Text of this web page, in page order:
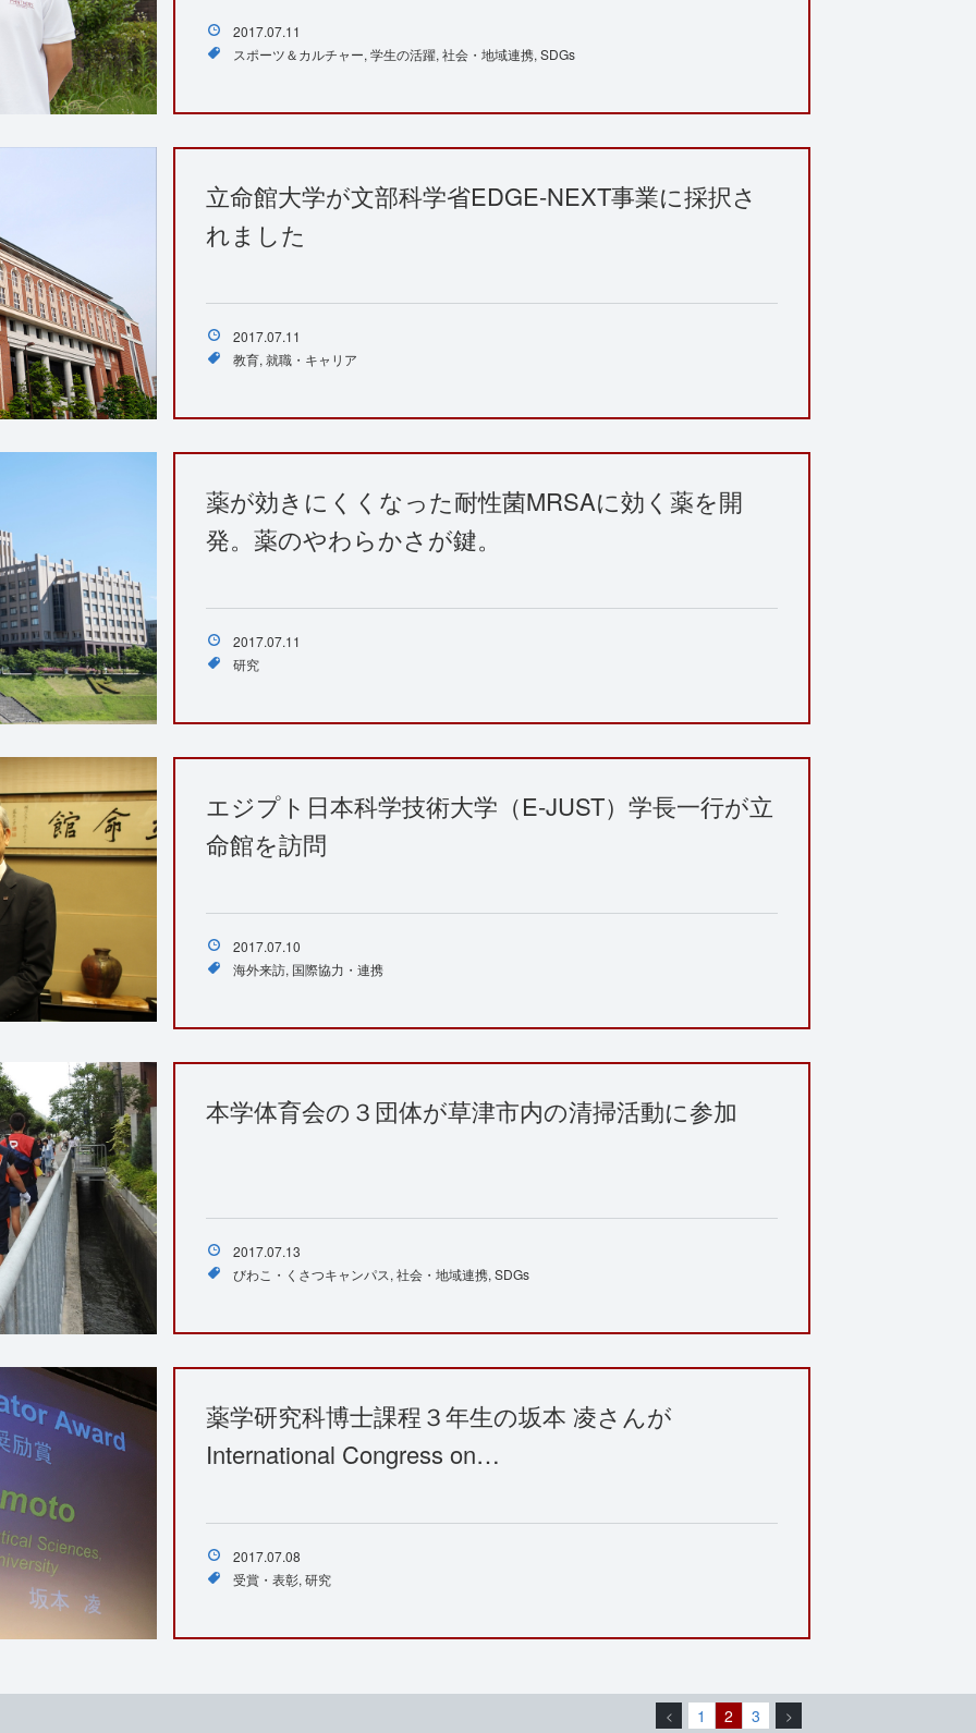
2017.07.11
スポーツ＆カルチャー 学生の活躍 社会・地域連携 SDGs
立命館大学が文部科学省EDGE-NEXT事業に採択さ
れました
2017.07.11
教育 就職・キャリア
薬が効きにくくなった耐性菌MRSAに効く薬を開
発。薬のやわらかさが鍵。
2017.07.11
研究
エジプト日本科学技術大学（E-JUST）学長一行が立
命館を訪問
2017.07.10
海外来訪 国際協力・連携
本学体育会の３団体が草津市内の清掃活動に参加
2017.07.13
びわこ・くさつキャンパス 社会・地域連携 SDGs
薬学研究科博士課程３年生の坂本 凌さんが
International Congress on…
2017.07.08
受賞・表彰 研究
< 1 2 3 >